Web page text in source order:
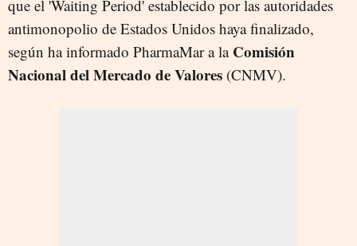
que el 'Waiting Period' establecido por las autoridades
antimonopolio de Estados Unidos haya finalizado,
según ha informado PharmaMar a la Comisión
Nacional del Mercado de Valores (CNMV).